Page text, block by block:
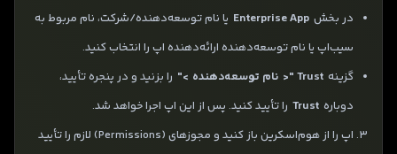
در بخش Enterprise App یا نام توسعه‌دهنده/شرکت، نام مربوط به
سیب‌اپ یا نام توسعه‌دهنده ارائه‌دهنده اپ را انتخاب کنید.
گزینه Trust "< نام توسعه‌دهنده >" را بزنید و در پنجره تأیید،
دوباره Trust را تأیید کنید. پس از این اپ اجرا خواهد شد.
3. اپ را از هوم‌اسکرین باز کنید و مجوزهای (Permissions) لازم را تأیید